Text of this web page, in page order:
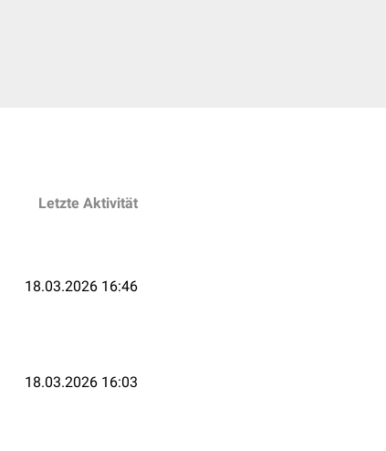
Letzte Aktivität
18.03.2026 16:46
18.03.2026 16:03